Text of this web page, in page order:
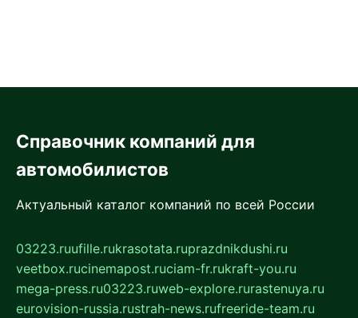
Справочник компаний для
автомобилистов
Актуальный каталог компаний по всей России
03223.ruufille.rukrasotata.ruprazdnikdushi.ru
veetbox.rucinemapost.ruciam-fr.rukraft-you.ru
mega-press.ru03223.ruweb-explore.rurastenuya.ru
eurovision-russia.rustrah-news.rufreeride-team.ru